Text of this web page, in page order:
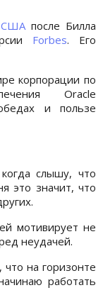
США после Билла
Forbes. Его
корпорации по
Oraclе
и пользе
слышу, что
это значит, что
мотивирует не
неудачей.
что на горизонте
работать